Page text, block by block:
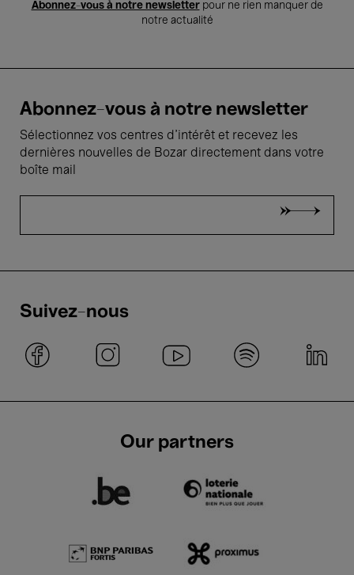
Abonnez-vous à notre newsletterpour ne rien manquer de
notre actualité
Abonnez-vous à notre newsletter
Sélectionnez vos centres d'intérêt et recevez les
dernières nouvelles de Bozar directement dans votre
boîte mail
Suivez-nous
Our partners